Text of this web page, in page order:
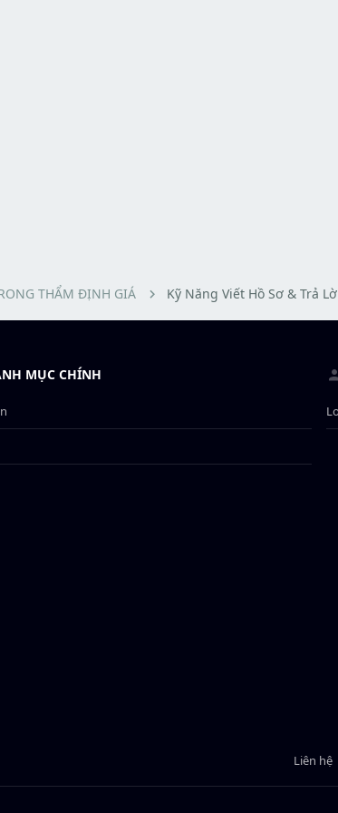
THẨM ĐỊNH GIÁ Kỹ Năng Viết Hồ Sơ & Trả
MỤC CHÍNH
Liên hệ